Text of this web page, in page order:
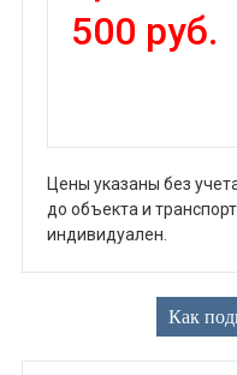
500 руб.
Цены указаны без
до объекта и
индивидуален.
Как